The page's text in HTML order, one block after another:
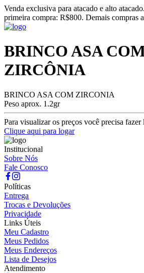
Venda exclusiva para atacado e alto
primeira compra: R$800. Demais compras
BRINCO ASA
ZIRCÔNIA
BRINCO ASA COM ZIRCONIA
Peso aprox. 1.2gr
Para visualizar os preços você precisa fazer
Clique aqui para logar
Institucional
Sobre Nós
Fale Conosco
Políticas
Entrega
Trocas e Devoluções
Privacidade
Links Úteis
Meu Cadastro
Meus Pedidos
Meus Endereços
Lista de Desejos
Atendimento